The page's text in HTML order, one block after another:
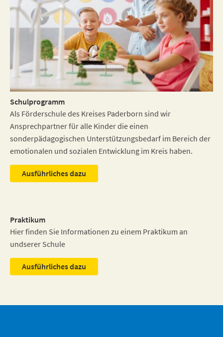
Schulprogramm
Als Förderschule des Kreises Paderborn sind wir
Ansprechpartner für alle Kinder die einen
sonderpädagogischen Unterstützungsbedarf im Bereich der
emotionalen und sozialen Entwicklung im Kreis haben.
Ausführliches dazu
Praktikum
Hier finden Sie Informationen zu einem Praktikum an
undserer Schule
Ausführliches dazu